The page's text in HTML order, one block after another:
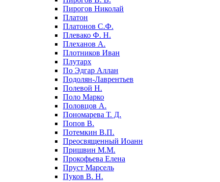
Пирогов Николай
Платон
Платонов С.Ф.
Плевако Ф. Н.
Плеханов А.
Плотников Иван
Плутарх
По Эдгар Аллан
Подолян-Лаврентьев
Полевой Н.
Поло Марко
Половцов А.
Пономарева Т. Д.
Попов В.
Потемкин В.П.
Преосвященный Иоанн
Пришвин М.М.
Прокофьева Елена
Пруст Марсель
Пуков В. Н.